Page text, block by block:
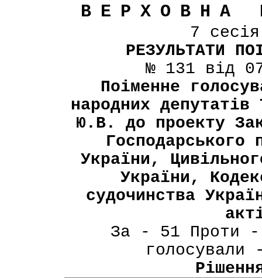
ВЕРХОВНА
7
РЕЗУЛЬТАТИ
№ 131 від
Поіменне
народних
Ю.В. до проекту
Господарського
України,
України,
судочинства
За - 51 Проти -